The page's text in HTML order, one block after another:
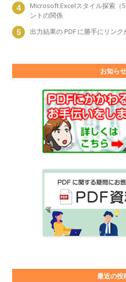
Microsoft Excelスタイル探索（
ントの関係
出力結果の PDF に勝手にリン
お知らせ
最近の投